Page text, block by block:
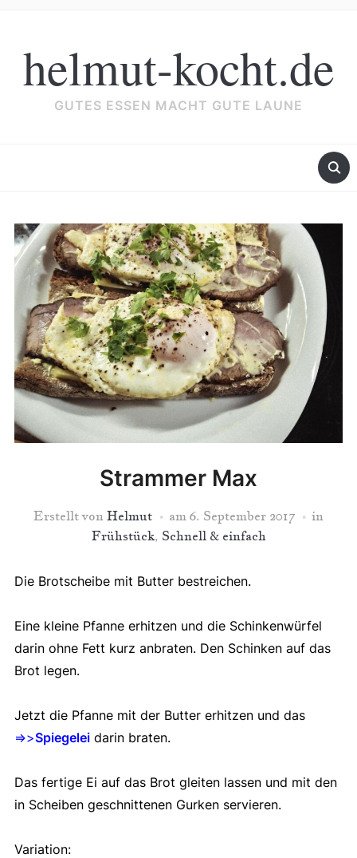
helmut-kocht.de
GUTES ESSEN MACHT GUTE LAUNE
Strammer Max
Erstellt von Helmut am 6. September 2017
in
Frühstück, Schnell & einfach
Die Brotscheibe mit Butter bestreichen.
Eine kleine Pfanne erhitzen und die Schinkenwürfel
darin ohne Fett kurz anbraten. Den Schinken auf das
Brot legen.
Jetzt die Pfanne mit der Butter erhitzen und das
=>>Spiegeleidarin braten.
Das fertige Ei auf das Brot gleiten lassen und mit den
in Scheiben geschnittenen Gurken servieren.
Variation: